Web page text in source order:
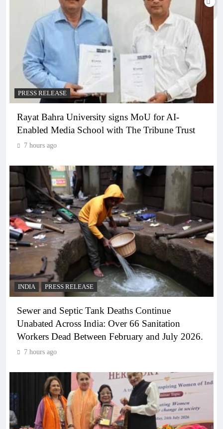
PRESS RELEASE
Rayat Bahra University signs MoU for AI-
Enabled Media School with The Tribune Trust
7 hours ago
INDIA PRESS RELEASE
Sewer and Septic Tank Deaths Continue
Unabated Across India: Over 66 Sanitation
Workers Dead Between February and July 2026.
7 hours ago